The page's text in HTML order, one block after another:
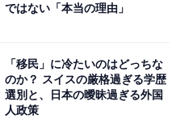
ではない「本当の理由」
「移民」に冷たいのはどっちな
のか？ スイスの厳格過ぎる学歴
選別と、日本の曖昧過ぎる外国
人政策